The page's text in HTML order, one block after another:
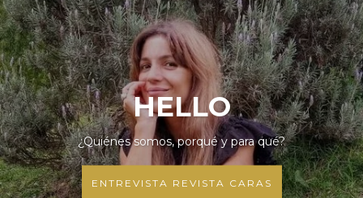
HELLO
¿Quiénes somos, porqué y para qué?
ENTREVISTA REVISTA CARAS